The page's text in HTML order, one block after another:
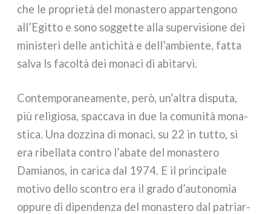
che le pro­prie­tà del mona­ste­ro appar­ten­go­no
all’Egitto e sono sog­get­te alla super­vi­sio­ne dei
mini­ste­ri del­le anti­chi­tà e dell’ambiente, fat­ta
sal­va ls facol­tà dei mona­ci di abi­tar­vi.
Contemporaneamente, però, un’altra dispu­ta,
più reli­gio­sa, spac­ca­va in due la comu­ni­tà mona­
sti­ca. Una doz­zi­na di mona­ci, su 22 in tut­to, si
era ribel­la­ta con­tro l’abate del mona­ste­ro
Damianos, in cari­ca dal 1974. E il prin­ci­pa­le
moti­vo del­lo scon­tro era il gra­do d’autonomia
oppu­re di dipen­den­za del mona­ste­ro dal patriar­